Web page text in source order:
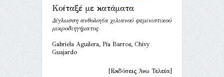
Κοίταξέ με κατάματα
Δίγλωσση ανθολογία χιλιανού φεμινιστικού
μικροδιηγήματος
Gabriela Aguilera, Pía Barros, Chivy
Guajardo
[Εκδόσεις Άνω Τελεία]